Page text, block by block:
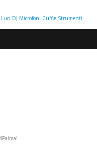
Luci DJ Microfoni Cuffie Strumenti